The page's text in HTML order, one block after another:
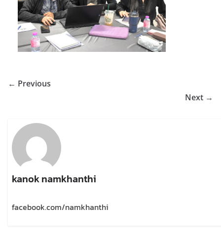
← Previous
Next →
kanok namkhanthi
facebook.com/namkhanthi